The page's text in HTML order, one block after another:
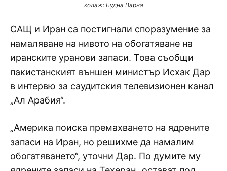
колаж: Будна Варна
САЩ и Иран са постигнали споразумение за
намаляване на нивото на обогатяване на
иранските уранови запаси. Това съобщи
пакистанският външен министър Исхак Дар
в интервю за саудитския телевизионен канал
„Ал Арабия“.
„Америка поиска премахването на ядрените
запаси на Иран, но решихме да намалим
обогатяването“, уточни Дар. По думите му